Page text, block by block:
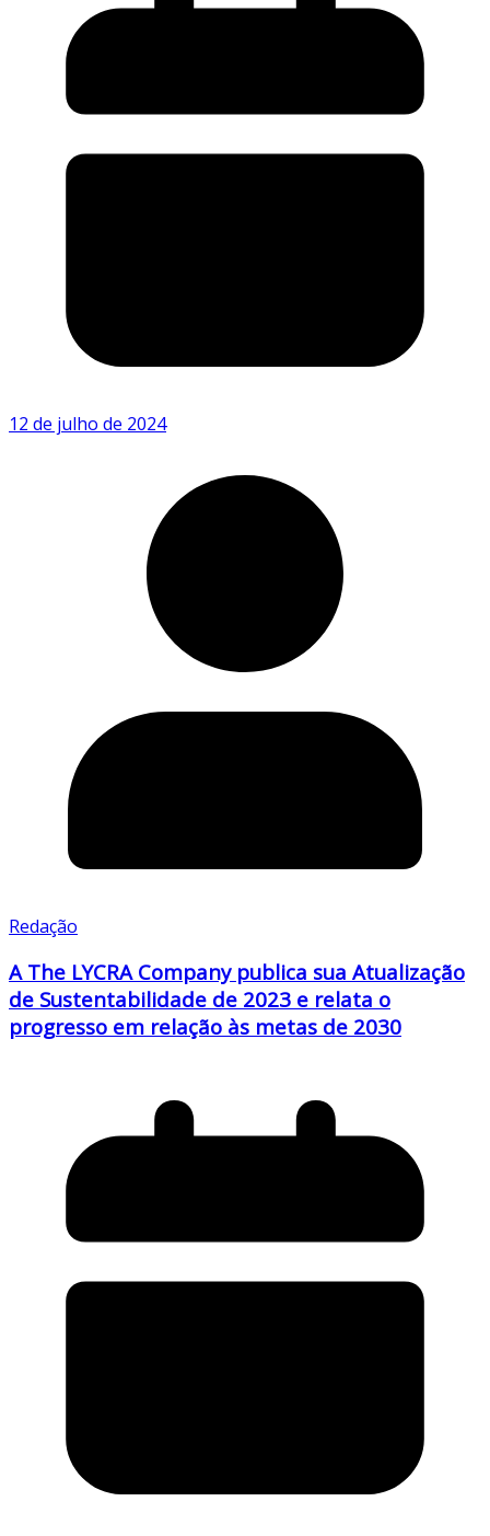
12 de julho de 2024
Redação
A The LYCRA Company publica sua Atualização
de Sustentabilidade de 2023 e relata o
progresso em relação às metas de 2030